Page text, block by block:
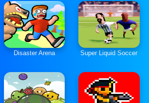
Disaster Arena Super Liquid Soccer